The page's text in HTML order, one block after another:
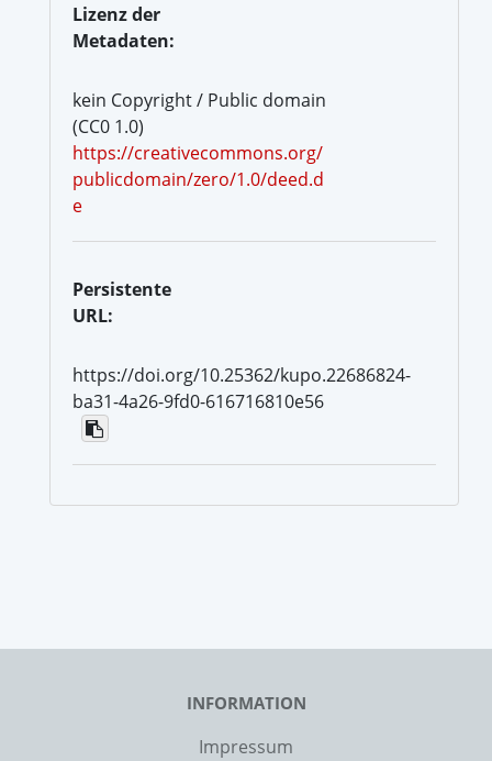
Lizenz der
Metadaten:
kein Copyright / Public domain
(CC0 1.0)
https://creativecommons.org/
publicdomain/zero/1.0/deed.d
e
Persistente
URL:
https://doi.org/10.25362/kupo.22686824-
ba31-4a26-9fd0-616716810e56
INFORMATION
Impressum